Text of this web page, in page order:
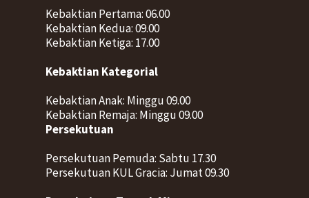
Kebaktian Pertama: 06.00
Kebaktian Kedua: 09.00
Kebaktian Ketiga: 17.00
Kebaktian Kategorial
Kebaktian Anak: Minggu 09.00
Kebaktian Remaja: Minggu 09.00
Persekutuan
Persekutuan Pemuda: Sabtu 17.30
Persekutuan KUL Gracia: Jumat 09.30